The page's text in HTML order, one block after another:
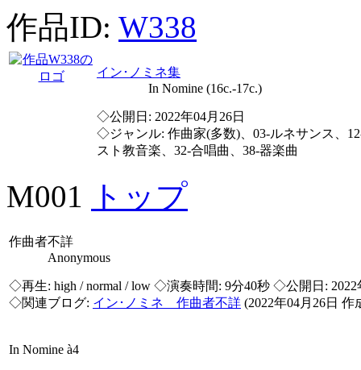
作品ID: W338
イン･ノミネ集
In Nomine (16c.-17c.)
◇公開日: 2022年04月26日
◇ジャンル: 作曲家(多数)、03-ルネサンス、
スト教音楽、32-合唱曲、38-器楽曲
M001 トップ
作曲者不詳
Anonymous
◇再生: high / normal / low ◇演奏時間: 9分40秒 ◇公開日: 2022
◇関連ブログ: イン･ノミネ 作曲者不詳 (2022年04月26日 作
In Nomine à4